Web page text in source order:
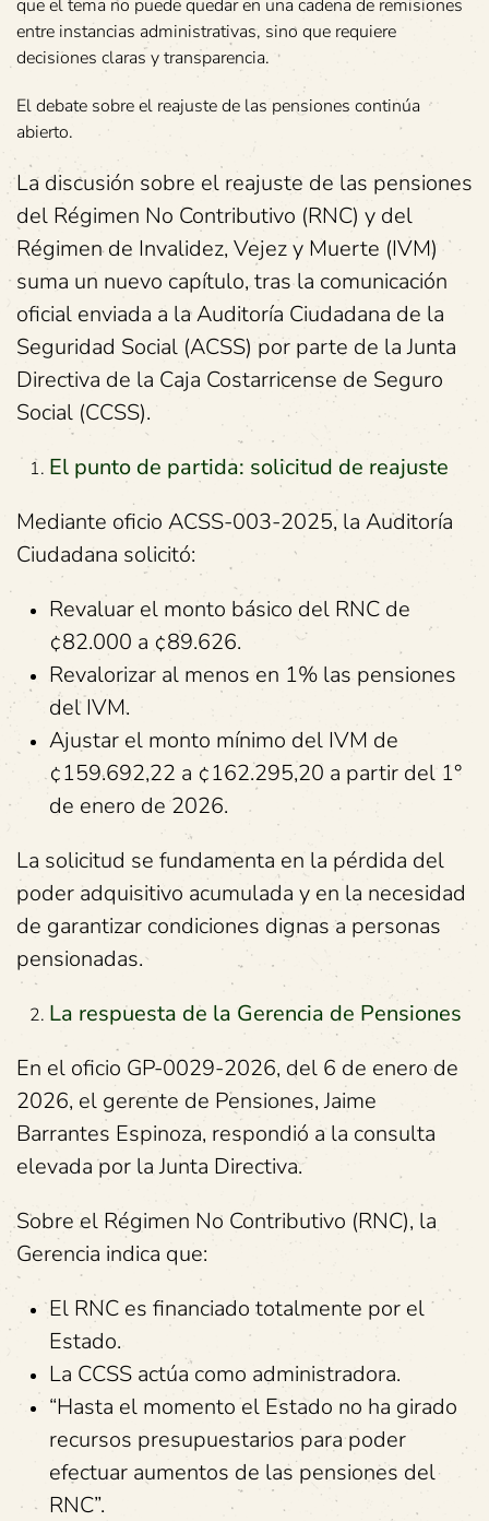
que el tema no puede quedar en una cadena de remisiones
entre instancias administrativas, sino que requiere
decisiones claras y transparencia.
El debate sobre el reajuste de las pensiones continúa
abierto.
La discusión sobre el reajuste de las pensiones
del Régimen No Contributivo (RNC) y del
Régimen de Invalidez, Vejez y Muerte (IVM)
suma un nuevo capítulo, tras la comunicación
oficial enviada a la Auditoría Ciudadana de la
Seguridad Social (ACSS) por parte de la Junta
Directiva de la Caja Costarricense de Seguro
Social (CCSS).
El punto de partida: solicitud de reajuste
Mediante oficio ACSS-003-2025, la Auditoría
Ciudadana solicitó:
Revaluar el monto básico del RNC de
¢82.000 a ¢89.626.
Revalorizar al menos en 1% las pensiones
del IVM.
Ajustar el monto mínimo del IVM de
¢159.692,22 a ¢162.295,20 a partir del 1°
de enero de 2026.
La solicitud se fundamenta en la pérdida del
poder adquisitivo acumulada y en la necesidad
de garantizar condiciones dignas a personas
pensionadas.
La respuesta de la Gerencia de Pensiones
En el oficio GP-0029-2026, del 6 de enero de
2026, el gerente de Pensiones, Jaime
Barrantes Espinoza, respondió a la consulta
elevada por la Junta Directiva.
Sobre el Régimen No Contributivo (RNC), la
Gerencia indica que:
El RNC es financiado totalmente por el
Estado.
La CCSS actúa como administradora.
“Hasta el momento el Estado no ha girado
recursos presupuestarios para poder
efectuar aumentos de las pensiones del
RNC”.